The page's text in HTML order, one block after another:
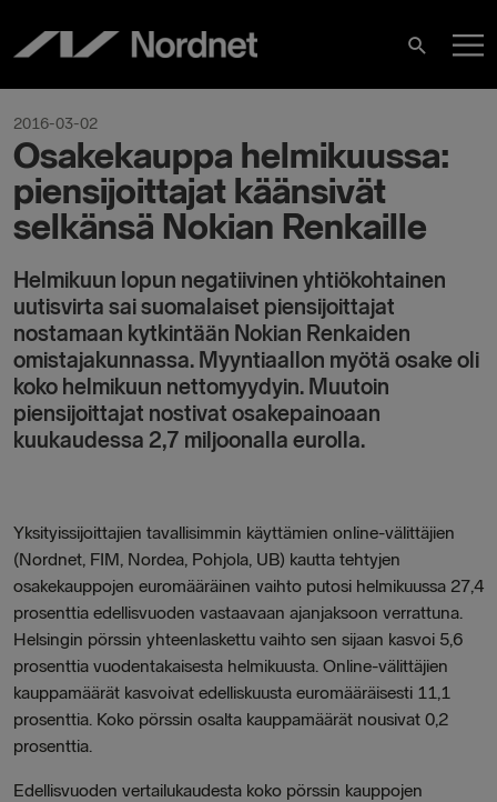
content
Search
2016-03-02
Osakekauppa helmikuussa:
piensijoittajat käänsivät
selkänsä Nokian Renkaille
Helmikuun lopun negatiivinen yhtiökohtainen
uutisvirta sai suomalaiset piensijoittajat
nostamaan kytkintään Nokian Renkaiden
omistajakunnassa. Myyntiaallon myötä osake oli
koko helmikuun nettomyydyin. Muutoin
piensijoittajat nostivat osakepainoaan
kuukaudessa 2,7 miljoonalla eurolla.
Yksityissijoittajien tavallisimmin käyttämien online-välittäjien
(Nordnet, FIM, Nordea, Pohjola, UB) kautta tehtyjen
osakekauppojen euromääräinen vaihto putosi helmikuussa 27,4
prosenttia edellisvuoden vastaavaan ajanjaksoon verrattuna.
Helsingin pörssin yhteenlaskettu vaihto sen sijaan kasvoi 5,6
prosenttia vuodentakaisesta helmikuusta. Online-välittäjien
kauppamäärät kasvoivat edelliskuusta euromääräisesti 11,1
prosenttia. Koko pörssin osalta kauppamäärät nousivat 0,2
prosenttia.
Edellisvuoden vertailukaudesta koko pörssin kauppojen